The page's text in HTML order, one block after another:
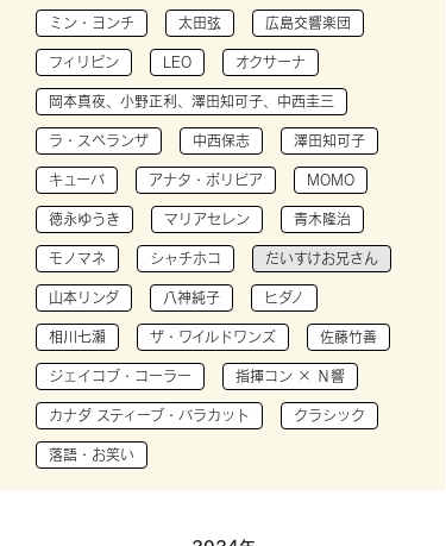
ミン・ヨンチ 太田弦 広島交響楽団
フィリピン LEO オクサーナ
岡本真夜、小野正利、澤田知可子、中西圭三
ラ・スペランザ 中西保志 澤田知可子
キューバ アナタ・ボリビア MOMO
徳永ゆうき マリアセレン 青木隆治
モノマネ シャチホコ だいすけお兄さん
山本リンダ 八神純子 ヒダノ
相川七瀬 ザ・ワイルドワンズ 佐藤竹善
ジェイコブ・コーラー 指揮コン × Ｎ響
カナダ スティーブ・バラカット クラシック
落語・お笑い